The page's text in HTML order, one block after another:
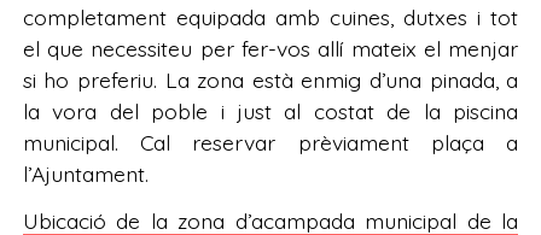
completament equipada amb cuines, dutxes i tot
el que necessiteu per fer-vos allí mateix el menjar
si ho preferiu. La zona està enmig d’una pinada, a
la vora del poble i just al costat de la piscina
municipal. Cal reservar prèviament plaça a
l’Ajuntament.
Ubicació de la zona d’acampada municipal de la